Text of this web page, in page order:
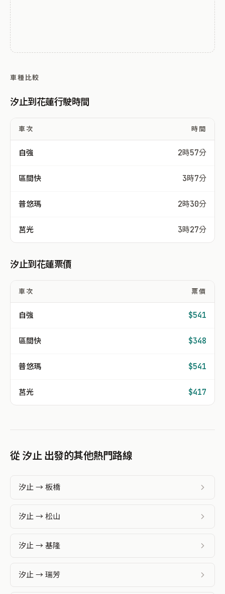
車種比較
汐止到花蓮行駛時間
車次 時間
自強 2時57分
區間快 3時7分
普悠瑪 2時30分
莒光 3時27分
汐止到花蓮票價
車次 票價
自強 $541
區間快 $348
普悠瑪 $541
莒光 $417
從 汐止 出發的其他熱門路線
汐止 → 板橋
汐止 → 松山
汐止 → 基隆
汐止 → 瑞芳